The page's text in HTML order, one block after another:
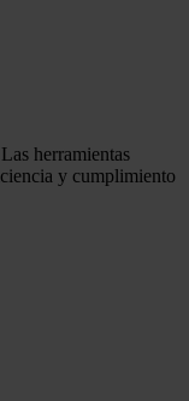
herramientas
y cumplimiento